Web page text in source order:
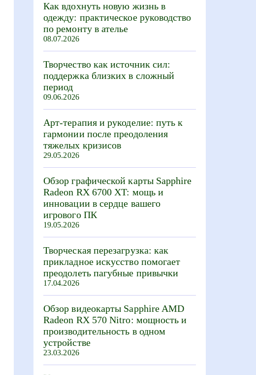
Как вдохнуть новую жизнь в
одежду: практическое руководство
по ремонту в ателье
08.07.2026
Творчество как источник сил:
поддержка близких в сложный
период
09.06.2026
Арт-терапия и рукоделие: путь к
гармонии после преодоления
тяжелых кризисов
29.05.2026
Обзор графической карты Sapphire
Radeon RX 6700 XT: мощь и
инновации в сердце вашего
игрового ПК
19.05.2026
Творческая перезагрузка: как
прикладное искусство помогает
преодолеть пагубные привычки
17.04.2026
Обзор видеокарты Sapphire AMD
Radeon RX 570 Nitro: мощность и
производительность в одном
устройстве
23.03.2026